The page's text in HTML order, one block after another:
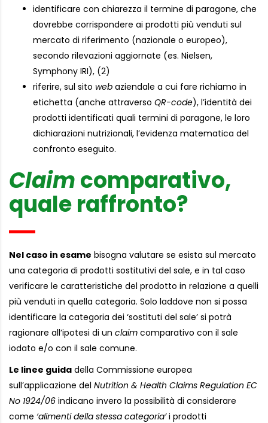
identificare con chiarezza il termine di paragone, che
dovrebbe corrispondere ai prodotti più venduti sul
mercato di riferimento (nazionale o europeo),
secondo rilevazioni aggiornate (es. Nielsen,
Symphony IRI), (2)
riferire, sul sito web aziendale a cui fare richiamo in
etichetta (anche attraverso QR-code), l’identità dei
prodotti identificati quali termini di paragone, le loro
dichiarazioni nutrizionali, l’evidenza matematica del
confronto eseguito.
Claimcomparativo,
quale raffronto?
Nel caso in esame bisogna valutare se esista sul mercato
una categoria di prodotti sostitutivi del sale, e in tal caso
verificare le caratteristiche del prodotto in relazione a quelli
più venduti in quella categoria. Solo laddove non si possa
identificare la categoria dei ‘sostituti del sale’ si potrà
ragionare all’ipotesi di un claim comparativo con il sale
iodato e/o con il sale comune.
Le linee guida della Commissione europea
sull’applicazione del Nutrition & Health Claims Regulation EC
No 1924/06 indicano invero la possibilità di considerare
come ‘alimenti della stessa categoria’i prodotti